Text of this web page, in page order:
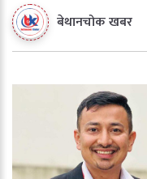
बेथानचोक खबर